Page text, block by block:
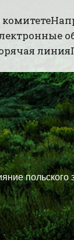
комитете
линия
польского